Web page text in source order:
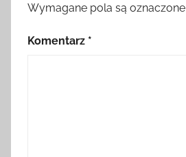
Wymagane pola są oznaczone
Komentarz *